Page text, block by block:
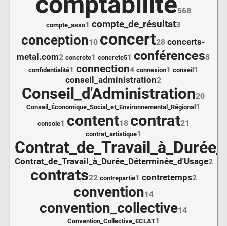
568
compte_asso1 compte_de_résultat3
conception10 concert28 concerts-
metal.com2 concrete1 concrete51 conférences8
confidentialité1 connection4 connexion1 conseil 1
conseil_administration2
Conseil_d'Administration20
Conseil_Économique_Social_et_Environnemental_Régional 1
console1 content18 contrat21
contrat_artistique1
Contrat_de_Travail_à_Durée_Déterminée_d'Usage2
contrats22 contrepartie1 contretemps2
convention14
convention_collective14
Convention_Collective_ECLAT1